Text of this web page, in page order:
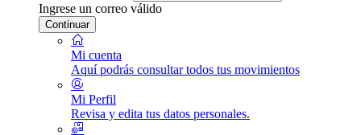
Ingrese un correo válido
Continuar
Mi cuenta
Aquí podrás consultar todos tus movimientos
Mi Perfil
Revisa y edita tus datos personales.